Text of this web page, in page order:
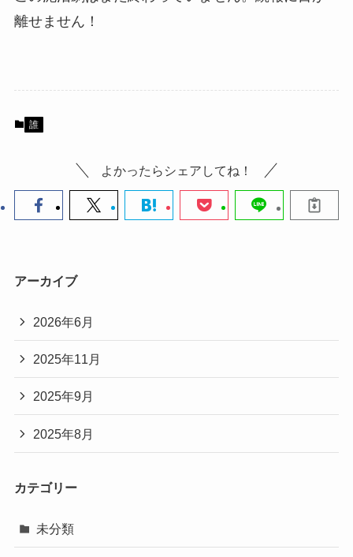
離せません！
誰
よかったらシェアしてね！
アーカイブ
2026年6月
2025年11月
2025年9月
2025年8月
カテゴリー
未分類